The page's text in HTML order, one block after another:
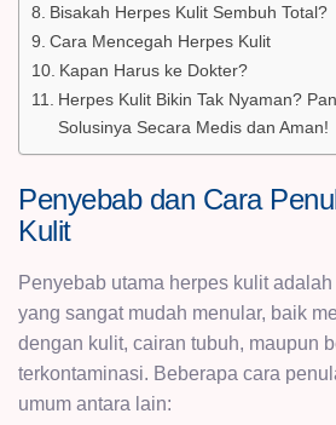
Bisakah Herpes Kulit Sembuh Total?
Cara Mencegah Herpes Kulit
Kapan Harus ke Dokter?
Herpes Kulit Bikin Tak Nyaman?
Solusinya Secara Medis dan Aman!
Penyebab dan Cara
Kulit
Penyebab utama herpes kulit
yang sangat mudah menular, baik
dengan kulit, cairan tubuh, maupun
terkontaminasi. Beberapa cara
umum antara lain: